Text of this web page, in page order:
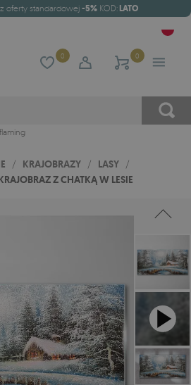
oferty standardowej -5%KOD:LATO
0 0
flaming
/ KRAJOBRAZY / LASY /
Z CHATKĄ W LESIE